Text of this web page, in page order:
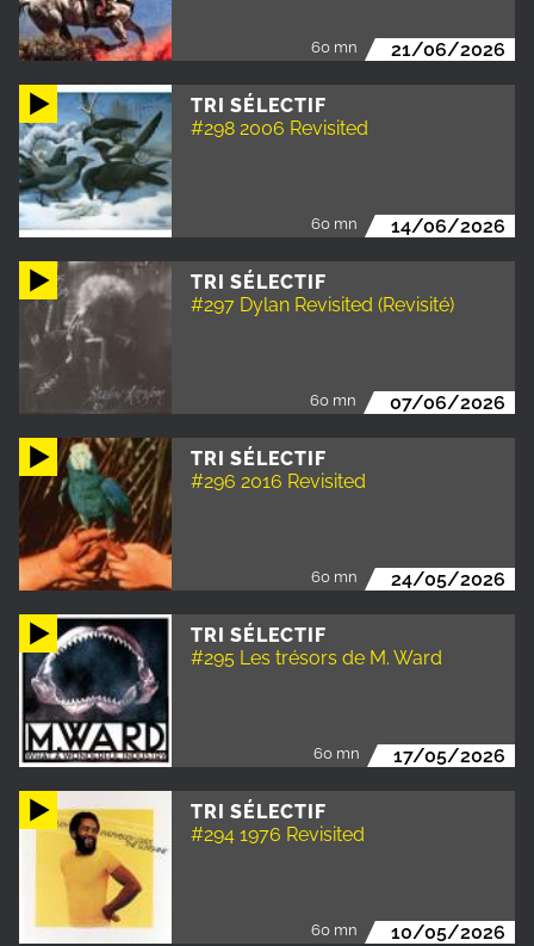
60 mn 21/06/2026
TRI SÉLECTIF
#298 2006 Revisited
60 mn 14/06/2026
TRI SÉLECTIF
#297 Dylan Revisited (Revisité)
60 mn 07/06/2026
TRI SÉLECTIF
#296 2016 Revisited
60 mn 24/05/2026
TRI SÉLECTIF
#295 Les trésors de M. Ward
60 mn 17/05/2026
TRI SÉLECTIF
#294 1976 Revisited
60 mn 10/05/2026